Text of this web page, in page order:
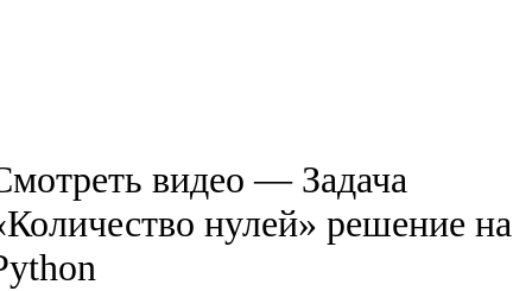
видео — Задача
нулей» решение на